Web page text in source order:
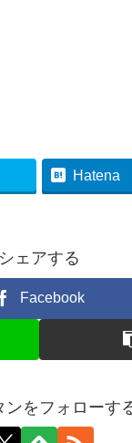
Hatena
シェアする
Facebook
ンをフォローす